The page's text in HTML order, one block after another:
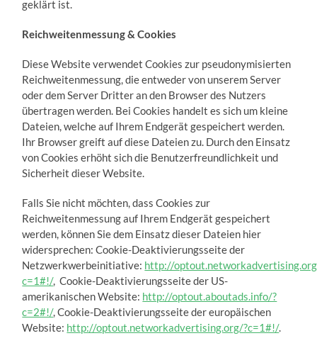
geklärt ist.
Reichweitenmessung & Cookies
Diese Website verwendet Cookies zur pseudonymisierten
Reichweitenmessung, die entweder von unserem Server
oder dem Server Dritter an den Browser des Nutzers
übertragen werden. Bei Cookies handelt es sich um kleine
Dateien, welche auf Ihrem Endgerät gespeichert werden.
Ihr Browser greift auf diese Dateien zu. Durch den Einsatz
von Cookies erhöht sich die Benutzerfreundlichkeit und
Sicherheit dieser Website.
Falls Sie nicht möchten, dass Cookies zur
Reichweitenmessung auf Ihrem Endgerät gespeichert
werden, können Sie dem Einsatz dieser Dateien hier
widersprechen: Cookie-Deaktivierungsseite der
Netzwerkwerbeinitiative: http://
c=1#!/, Cookie-Deaktivierungsseite der US-
amerikanischen Website: http://optout.aboutads.info/?
c=2#!/, Cookie-Deaktivierungsseite der europäischen
Website: http://optout.networkadvertising.org/?c=1#!/.